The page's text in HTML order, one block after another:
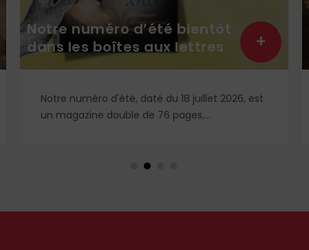
Notre numéro d’été bientôt
dans les boîtes aux lettres
Notre numéro d'été, daté du 18 juillet 2026, est
un magazine double de 76 pages,
de contenu et des rubriques inédites pour un
+